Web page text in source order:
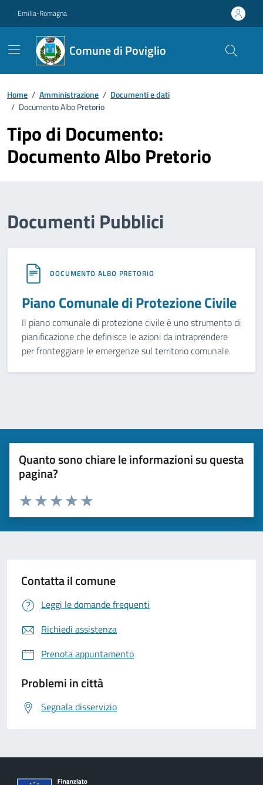
Emilia-Romagna
Comune di Poviglio
Home / Amministrazione / Documenti e dati
/ Documento Albo Pretorio
Tipo di Documento:
Documento Albo Pretorio
Documenti Pubblici
DOCUMENTO ALBO PRETORIO
Piano Comunale di Protezione Civile
Il piano comunale di protezione civile è uno strumento di
pianificazione che definisce le azioni da intraprendere
per fronteggiare le emergenze sul territorio comunale.
Quanto sono chiare le informazioni su questa
pagina?
Valuta 5 stelle su 5
Valuta 4 stelle su 5
Valuta 3 stelle su 5
Valuta 2 stelle su 5
Valuta 1 stelle su 5
Contatta il comune
Leggi le domande frequenti
Richiedi assistenza
Prenota appuntamento
Problemi in città
Segnala disservizio